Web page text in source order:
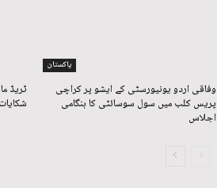
پاکستان
وفاقی اردو یونیورسٹی کے ایشو پر کراچی
پریس کلب میں سول سوسائٹی کا ہنگامی
اجلاس
ٹریڈ